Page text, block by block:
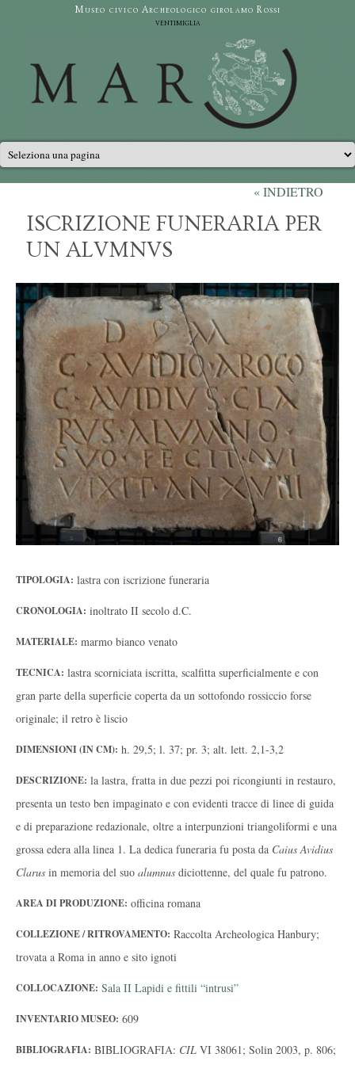
Salta al contenuto principaleMuseo civico Archeologico girolamo Rossi
ventimiglia
Menu principale « INDIETRO
ISCRIZIONE FUNERARIA PER
UN ALVMNVS
TIPOLOGIA: lastra con iscrizione funeraria
CRONOLOGIA: inoltrato II secolo d.C.
MATERIALE: marmo bianco venato
TECNICA: lastra scorniciata iscritta, scalfitta superficialmente e con
gran parte della superficie coperta da un sottofondo rossiccio forse
originale; il retro è liscio
DIMENSIONI (IN CM): h. 29,5; l. 37; pr. 3; alt. lett. 2,1-3,2
DESCRIZIONE: la lastra, fratta in due pezzi poi ricongiunti in restauro,
presenta un testo ben impaginato e con evidenti tracce di linee di guida
e di preparazione redazionale, oltre a interpunzioni triangoliformi e una
grossa edera alla linea 1. La dedica funeraria fu posta da Caius Avidius
Clarus in memoria del suo alumnus diciottenne, del quale fu patrono.
AREA DI PRODUZIONE: officina romana
COLLEZIONE / RITROVAMENTO: Raccolta Archeologica Hanbury;
trovata a Roma in anno e sito ignoti
COLLOCAZIONE: Sala II Lapidi e fittili “intrusi”
INVENTARIO MUSEO: 609
BIBLIOGRAFIA: BIBLIOGRAFIA: CIL VI 38061; Solin 2003, p. 806;